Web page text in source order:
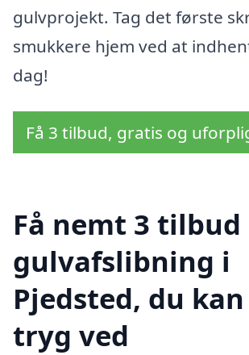
gulvprojekt. Tag det første
smukkere hjem ved at
dag!
Få 3 tilbud, gratis og
Få nemt 3 tilbud
gulvafslibning i
Pjedsted, du
tryg ved